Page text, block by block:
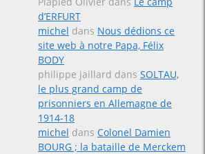
d’ERFURT
michel dans Nous dédions ce
site web à notre Papa, Félix
BODY
philippe jaillard dans SOLTAU,
le plus grand camp de
prisonniers en Allemagne de
1914-18
michel dans Colonel Damien
BOURG ; la bataille de Merckem